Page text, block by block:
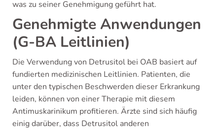
was zu seiner Genehmigung geführt hat.
Genehmigte Anwendungen
(G-BA Leitlinien)
Die Verwendung von Detrusitol bei OAB basiert auf
fundierten medizinischen Leitlinien. Patienten, die
unter den typischen Beschwerden dieser Erkrankung
leiden, können von einer Therapie mit diesem
Antimuskarinikum profitieren. Ärzte sind sich häufig
einig darüber, dass Detrusitol anderen